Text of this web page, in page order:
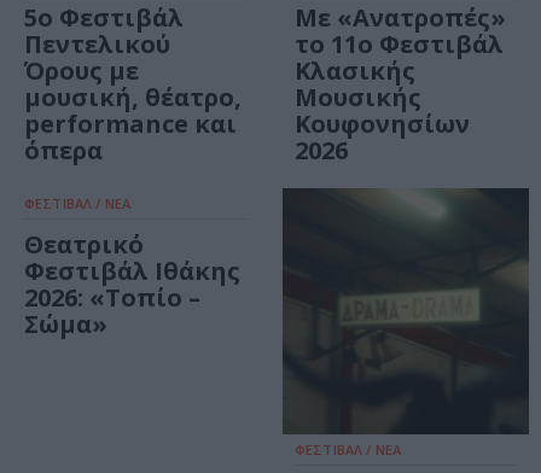
5ο Φεστιβάλ
Πεντελικού
Όρους με
μουσική, θέατρο,
performance και
όπερα
Με «Ανατροπές»
το 11ο Φεστιβάλ
Κλασικής
Μουσικής
Κουφονησίων
2026
ΦΕΣΤΙΒΑΛ / ΝΕΑ
Θεατρικό
Φεστιβάλ Ιθάκης
2026: «Τοπίο –
Σώμα»
ΦΕΣΤΙΒΑΛ / ΝΕΑ